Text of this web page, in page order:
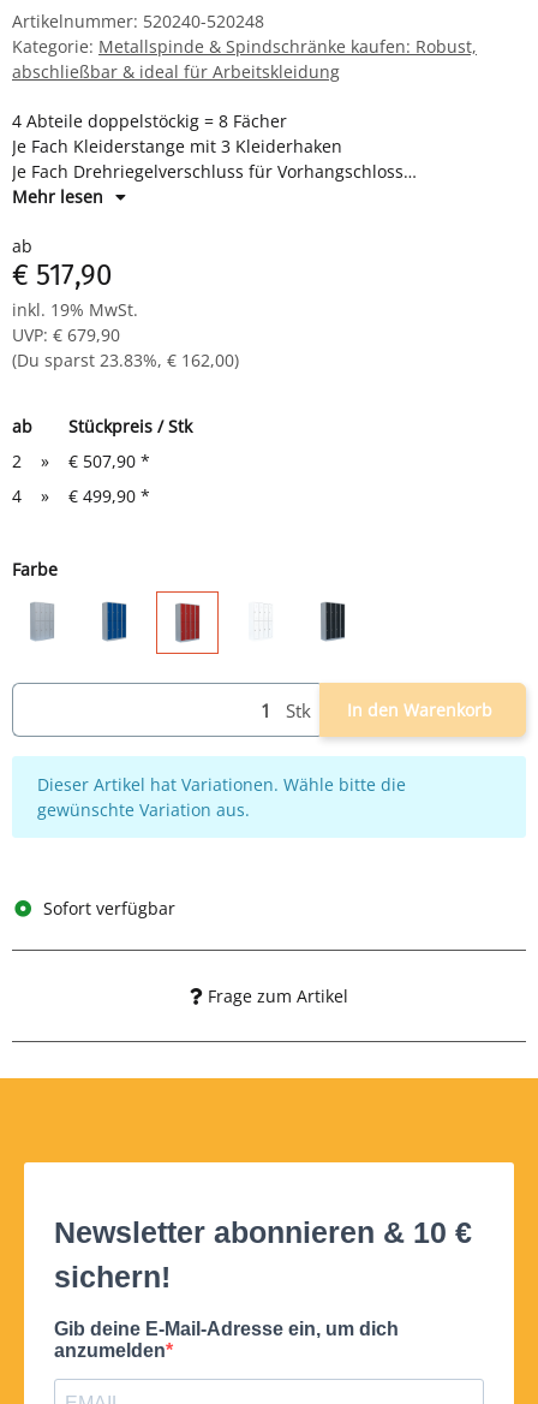
Artikelnummer: 520240-520248
Kategorie: Metallspinde & Spindschränke kaufen: Robust,
abschließbar & ideal für Arbeitskleidung
4 Abteile doppelstöckig = 8 Fächer
Je Fach Kleiderstange mit 3 Kleiderhaken
Je Fach Drehriegelverschluss für Vorhangschloss
Maße: H 1800 x B 1170 x T 500 mm
Mehr lesen
ab
€ 517,90
inkl. 19% MwSt.
UVP: € 679,90
(Du sparst 23.83%, € 162,00)
ab
Stückpreis / Stk
2
» € 507,90 *
4
» € 499,90 *
Farbe
Stk In den Warenkorb
x
Dieser Artikel hat Variationen. Wähle bitte die
gewünschte Variation aus.
Sofort verfügbar
Frage zum Artikel